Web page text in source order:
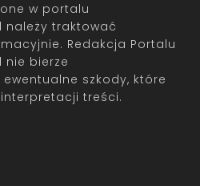
w portalu
należy traktować
Redakcja Portalu
nie bierze
szkody, które
treści.